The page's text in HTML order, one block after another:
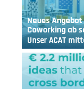
Neues
Coworking ab
Unser ACAT